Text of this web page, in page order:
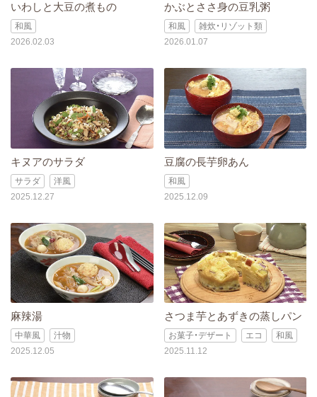
いわしと大豆の煮もの
和風
2026.02.03
かぶとささ身の豆乳粥
和風
雑炊・リゾット類
2026.01.07
キヌアのサラダ
サラダ
洋風
2025.12.27
豆腐の長芋卵あん
和風
2025.12.09
麻辣湯
中華風
汁物
2025.12.05
さつま芋とあずきの蒸しパン
お菓子・デザート エコ
和風
2025.11.12